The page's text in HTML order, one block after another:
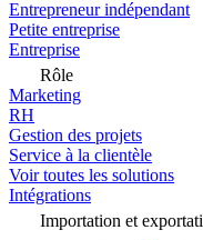
Entrepreneur indépendant
Petite entreprise
Entreprise
Rôle
Marketing
RH
Gestion des projets
Service à la clientèle
Voir toutes les solutions
Intégrations
Importation et